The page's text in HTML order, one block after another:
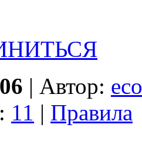
| Автор:
11 | Правила